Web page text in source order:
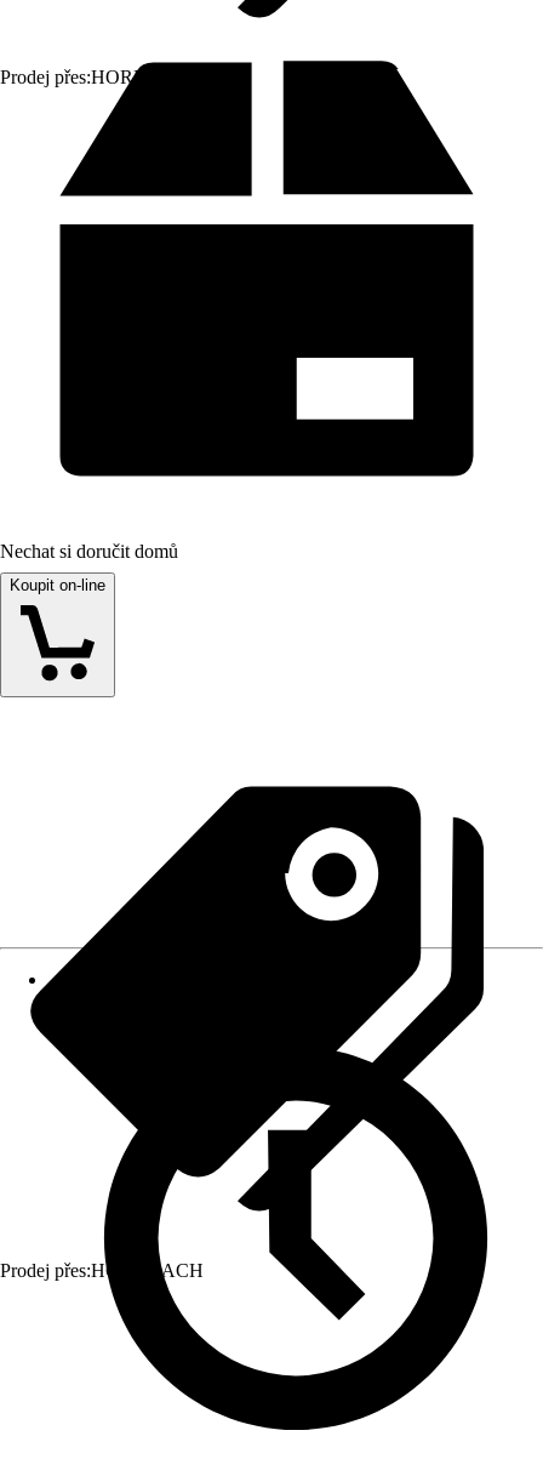
Prodej přes:HORNBACH
Nechat si doručit domů
Koupit on-line
Prodej přes:HORNBACH